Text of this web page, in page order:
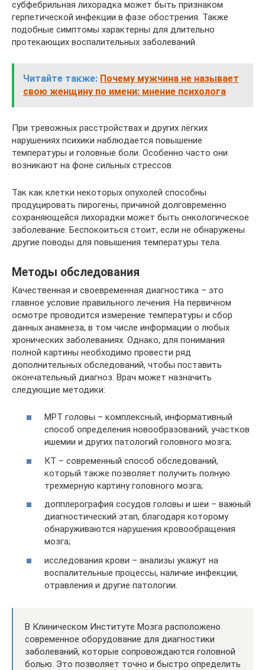
субфебрильная лихорадка может быть признаком
герпетической инфекции в фазе обострения. Также
подобные симптомы характерны для длительно
протекающих воспалительных заболеваний.
Читайте также: Почему мужчина не называет
свою женщину по имени: мнение психолога
При тревожных расстройствах и других лёгких
нарушениях психики наблюдается повышение
температуры и головные боли. Особенно часто они
возникают на фоне сильных стрессов.
Так как клетки некоторых опухолей способны
продуцировать пирогены, причиной долговременно
сохраняющейся лихорадки может быть онкологическое
заболевание. Беспокоиться стоит, если не обнаружены
другие поводы для повышения температуры тела.
Методы обследования
Качественная и своевременная диагностика – это
главное условие правильного лечения. На первичном
осмотре проводится измерение температуры и сбор
данных анамнеза, в том числе информации о любых
хронических заболеваниях. Однако, для понимания
полной картины необходимо провести ряд
дополнительных обследований, чтобы поставить
окончательный диагноз. Врач может назначить
следующие методики:
МРТ головы – комплексный, информативный
способ определения новообразований, участков
ишемии и других патологий головного мозга;
КТ – современный способ обследований,
который также позволяет получить полную
трехмерную картину головного мозга;
допплерография сосудов головы и шеи – важный
диагностический этап, благодаря которому
обнаруживаются нарушения кровообращения
мозга;
исследования крови – анализы укажут на
воспалительные процессы, наличие инфекции,
отравления и другие патологии.
В Клиническом Институте Мозга расположено
современное оборудование для диагностики
заболеваний, которые сопровождаются головной
болью. Это позволяет точно и быстро определить